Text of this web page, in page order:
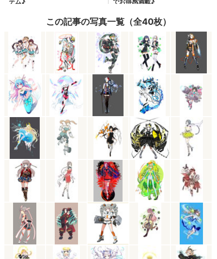
この記事の写真一覧（全40枚）